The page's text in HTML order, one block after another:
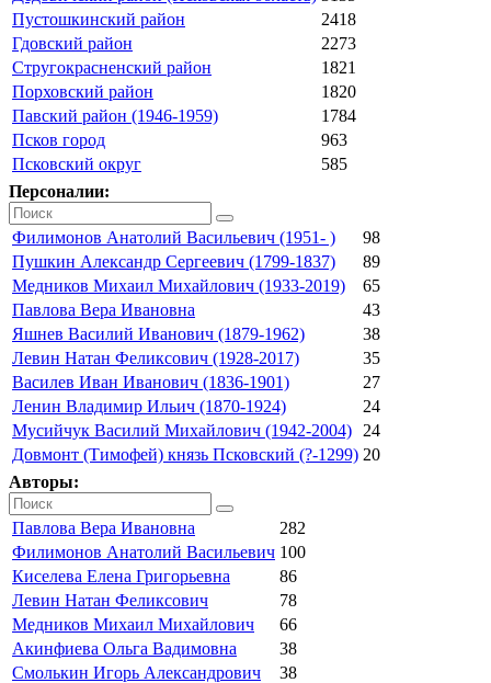
Пустошкинский район
2418
Гдовский район
2273
Стругокрасненский район
1821
Порховский район
1820
Павский район (1946-1959)
1784
Псков город
963
Псковский округ
585
Персоналии:
Филимонов Анатолий Васильевич (1951- )
98
Пушкин Александр Сергеевич (1799-1837)
89
Медников Михаил Михайлович (1933-2019)
65
Павлова Вера Ивановна
43
Яшнев Василий Иванович (1879-1962)
38
Левин Натан Феликсович (1928-2017)
35
Василев Иван Иванович (1836-1901)
27
Ленин Владимир Ильич (1870-1924)
24
Мусийчук Василий Михайлович (1942-2004)
24
Довмонт (Тимофей) князь Псковский (?-1299) 20
Авторы:
Павлова Вера Ивановна
282
Филимонов Анатолий Васильевич 100
Киселева Елена Григорьевна
86
Левин Натан Феликсович
78
Медников Михаил Михайлович
66
Акинфиева Ольга Вадимовна
38
Смолькин Игорь Александрович
38